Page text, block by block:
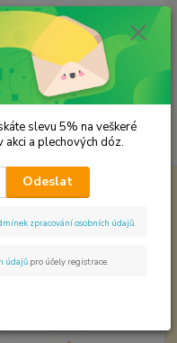
Menu
Hledat
ks
za 0,00 Kč
PAPRIČKA 1-3 cm
1-3
slevu 5% na veškeré
a plechových dóz.
Odeslat
zpracování osobních údajů
údajů pro účely registrace.